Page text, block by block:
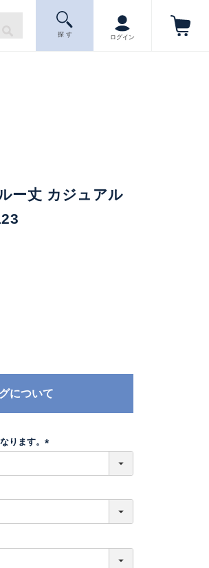
探 す ログイン
ー丈 カジュアル
について
ります。
)